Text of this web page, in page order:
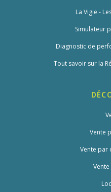
La Vigie -
Simulateur
Diagnostic de
Tout savoir sur la
Vente
Vente par